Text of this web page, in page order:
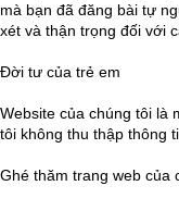
mà bạn đã đăng bài tự
xét và thận trọng đối với
Đời tư của trẻ em
Website của chúng tôi là
tôi không thu thập thông
Ghé thăm trang web của